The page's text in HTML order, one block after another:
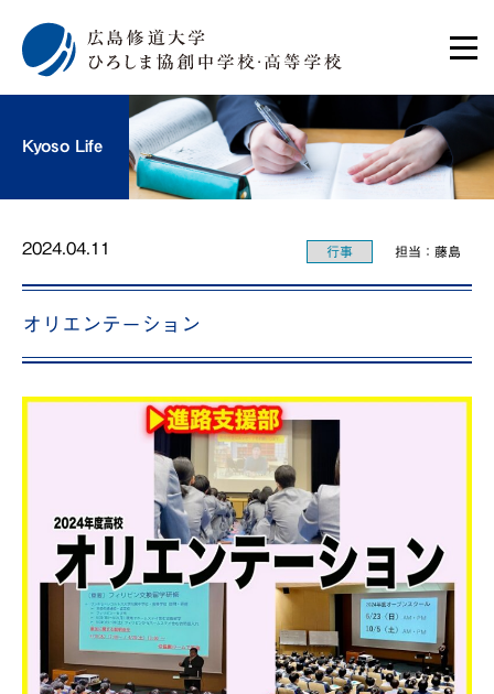
Kyoso Life
2024.04.11 行事 担当：藤島
オリエンテーション